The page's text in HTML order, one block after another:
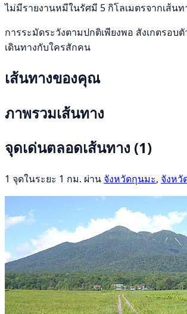
ไม่มีรายงานหมีในรัศมี 5 กิโลเมตรจากเส้นท
การระมัดระวังตามปกติเพียงพอ สังเกตรอบ
เดินทางกับใครสักคน
เส้นทางของคุณ
ภาพรวมเส้นทาง
จุดเด่นตลอดเส้นทาง (1)
1 จุดในระยะ 1 กม. ผ่าน จังหวัดกุนมะ, จังหวั